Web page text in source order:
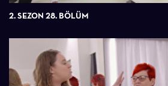
2. SEZON 28. BÖLÜM